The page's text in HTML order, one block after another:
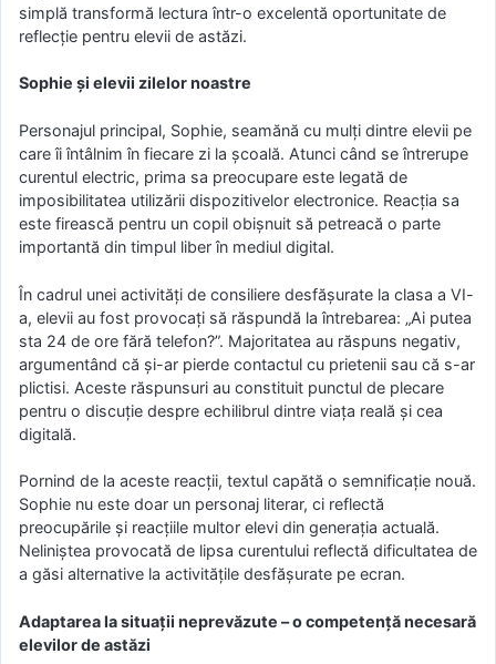
simplă transformă lectura într-o excelentă oportunitate de
reflecție pentru elevii de astăzi.
Sophie și elevii zilelor noastre
Personajul principal, Sophie, seamănă cu mulți dintre elevii pe
care îi întâlnim în fiecare zi la școală. Atunci când se întrerupe
curentul electric, prima sa preocupare este legată de
imposibilitatea utilizării dispozitivelor electronice. Reacția sa
este firească pentru un copil obișnuit să petreacă o parte
importantă din timpul liber în mediul digital.
În cadrul unei activități de consiliere desfășurate la clasa a VI-
a, elevii au fost provocați să răspundă la întrebarea: „Ai putea
sta 24 de ore fără telefon?”. Majoritatea au răspuns negativ,
argumentând că și-ar pierde contactul cu prietenii sau că s-ar
plictisi. Aceste răspunsuri au constituit punctul de plecare
pentru o discuție despre echilibrul dintre viața reală și cea
digitală.
Pornind de la aceste reacții, textul capătă o semnificație nouă.
Sophie nu este doar un personaj literar, ci reflectă
preocupările și reacțiile multor elevi din generația actuală.
Neliniștea provocată de lipsa curentului reflectă dificultatea de
a găsi alternative la activitățile desfășurate pe ecran.
Adaptarea la situații neprevăzute – o competență necesară
elevilor de astăzi